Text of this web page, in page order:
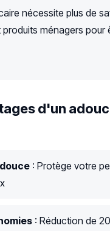
nécessite plus de
produits ménagers pour
d'un
: Protège votre
: Réduction de